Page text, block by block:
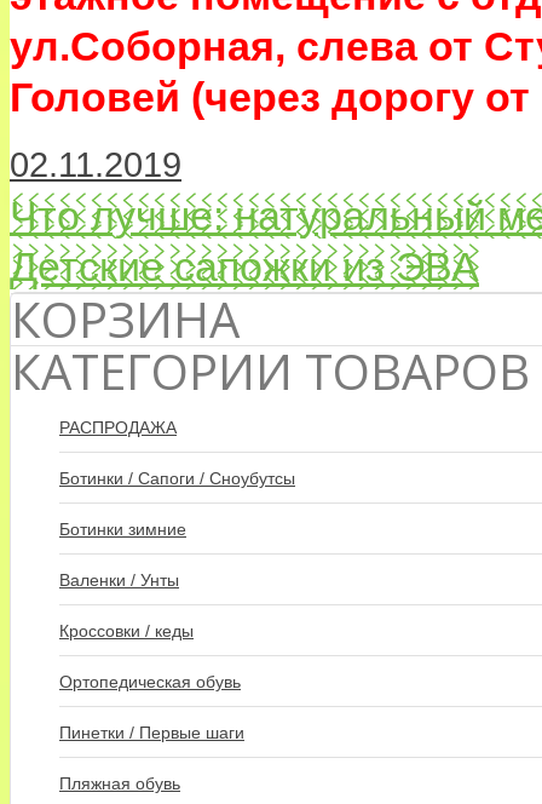
ул.Соборная, слева от
Головей (через дорогу
02.11.2019
Что лучше: натуральный
Детские сапожки из ЭВА
КОРЗИНА
КАТЕГОРИИ ТОВАРОВ
РАСПРОДАЖА
Ботинки / Сапоги / Сноубутсы
Ботинки зимние
Валенки / Унты
Кроссовки / кеды
Ортопедическая обувь
Пинетки / Первые шаги
Пляжная обувь